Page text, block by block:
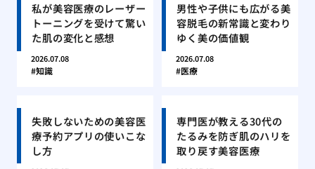
私が美容医療のレーザー
トーニングを受けて驚い
た肌の変化と感想
2026.07.08
知識
男性や子供にも広がる美
容脱毛の新常識と変わり
ゆく美の価値観
2026.07.08
医療
失敗しないための美容医
療予約アプリの使いこな
し方
専門医が教える30代の
たるみを防ぎ肌のハリを
取り戻す美容医療